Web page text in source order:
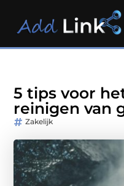
5 tips voor
reinigen van
Zakelijk